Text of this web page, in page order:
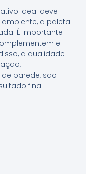
ideal deve
a paleta
É importante
e
a qualidade
parede, são
final